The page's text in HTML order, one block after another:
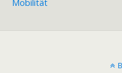
Mobilität